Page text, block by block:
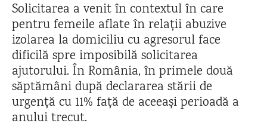
Solicitarea a venit în contextul în care
pentru femeile aflate în relații abuzive
izolarea la domiciliu cu agresorul face
dificilă spre imposibilă solicitarea
ajutorului. În România, în primele două
săptămâni după declararea stării de
urgență cu 11% față de aceeași perioadă a
anului trecut.